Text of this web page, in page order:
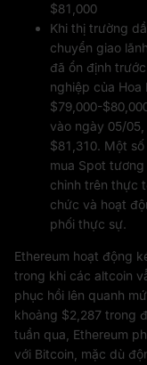
$81,000
Khi thị trường
chuyển giao
đã ổn định
nghiệp của Hoa
$79,000-
vào ngày 05/
$81,310. Một
mua Spot
chỉnh trên thực
chức và hoạt
phối thực sự.
Ethereum hoạt động
trong khi các altcoin
phục hồi lên quanh
khoảng $2,287 trong
tuần qua, Ethereum
với Bitcoin, mặc dù